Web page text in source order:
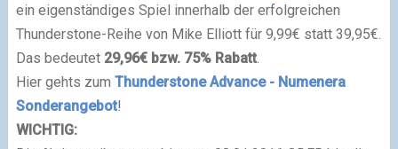
ein eigenständiges Spiel innerhalb der erfolgreichen
Thunderstone-Reihe von Mike Elliott für 9,99€ statt 39,95€.
Das bedeutet 29,96€ bzw. 75% Rabatt.
Hier gehts zum Thunderstone Advance - Numenera
Sonderangebot!
WICHTIG: